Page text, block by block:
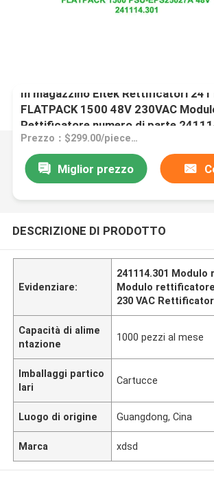
In magazzino Eltek Rettificatori
FLATPACK 1500 48V 230VAC
Rettificatore numero di parte
Prezzo：$299.00/pieces 1-9 pieces
Miglior prezzo
DESCRIZIONE DI PRODOTTO
Evidenziare:
241114.301
Modulo rettificatore
230 VAC
Capacità di alime
ntazione
1000 pezzi al mese
Imballaggi partico
lari
Cartucce
Luogo di origine Guangdong, Cina
Marca xdsd